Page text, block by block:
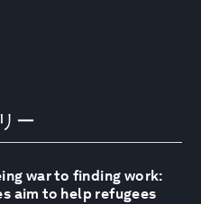
ー
war to finding work:
aim to help refugees